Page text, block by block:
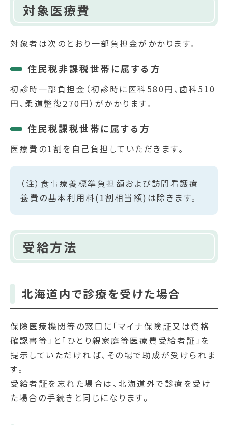
対象医療費
対象者は次のとおり一部負担金がかかります。
住民税非課税世帯に属する方
初診時一部負担金（初診時に医科580円、歯科510
円、柔道整復270円）がかかります。
住民税課税世帯に属する方
医療費の1割を自己負担していただきます。
（注）食事療養標準負担額および訪問看護療
養費の基本利用料(1割相当額)は除きます。
受給方法
北海道内で診療を受けた場合
保険医療機関等の窓口に「マイナ保険証又は資格
確認書等」と「ひとり親家庭等医療費受給者証」を
提示していただければ、その場で助成が受けられま
す。
受給者証を忘れた場合は、北海道外で診療を受け
た場合の手続きと同じになります。